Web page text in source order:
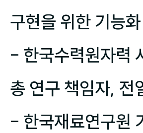
구현을 위한 기능
- 한국수력원자력
총 연구 책임자, 전
- 한국재료연구원